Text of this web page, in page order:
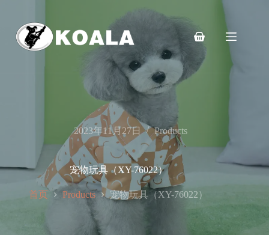
购
车
2023年11月27日 Products
宠物玩具（XY-76022）
首页 Products 宠物玩具（XY-76022）